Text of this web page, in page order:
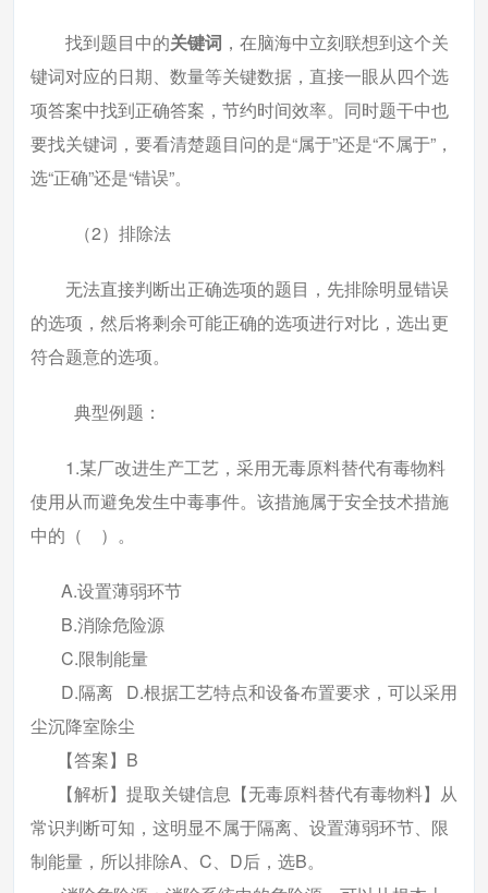
找到题目中的关键词 ，在脑海中立刻联想到这个关
键词对应的日期、数量等关键数据，直接一眼从四个选
项答案中找到正确答案，节约时间效率。同时题干中也
要找关键词，要看清楚题目问的是“属于”还是“不属于”，
选“正确”还是“错误”。
（2）排除法
无法直接判断出正确选项的题目，先排除明显错误
的选项，然后将剩余可能正确的选项进行对比，选出更
符合题意的选项。
典型例题：
1.某厂改进生产工艺，采用无毒原料替代有毒物料
使用从而避免发生中毒事件。该措施属于安全技术措施
中的（ ）。
A.设置薄弱环节
B.消除危险源
C.限制能量
D.隔离 D.根据工艺特点和设备布置要求，可以采用
尘沉降室除尘
【答案】B
【解析】提取关键信息【无毒原料替代有毒物料】从
常识判断可知，这明显不属于隔离、设置薄弱环节、限
制能量，所以排除A、C、D后，选B。